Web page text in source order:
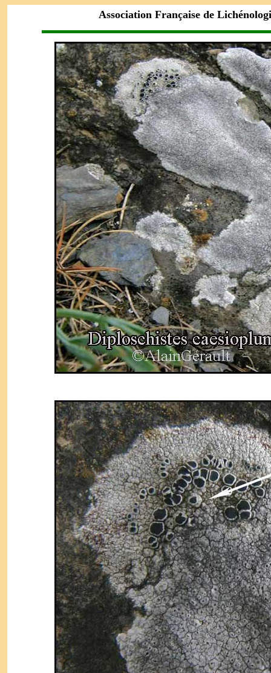
Association Française de